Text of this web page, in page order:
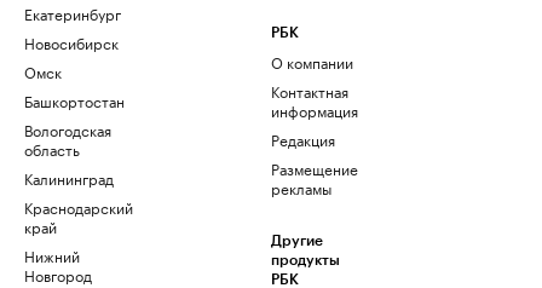
Екатеринбург
Новосибирск
Омск
Башкортостан
Вологодская
область
Калининград
Краснодарский
край
Нижний
Новгород
РБК
О компании
Контактная
информация
Редакция
Размещение
рекламы
Другие
продукты
РБК